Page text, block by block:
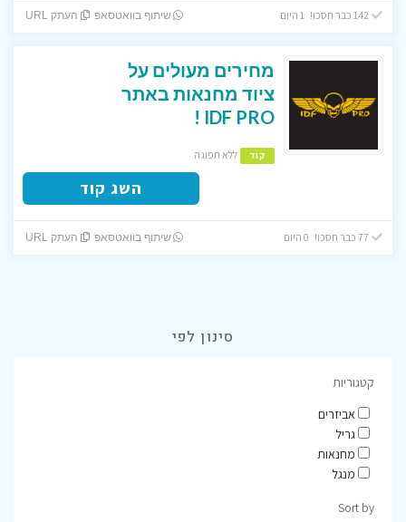
142 כבר חסכו! 1 היום שיתוף בוואטסאפ העתק URL
מחירים מעולים על
ציוד מחנאות באתר
IDF PRO !
קוד ללא תפוגה
השג קוד
שיתוף בוואטסאפ העתק URL
סינון לפי
קטגוריות
אביזרים
גריל
מחנאות
מנגל
Sort by